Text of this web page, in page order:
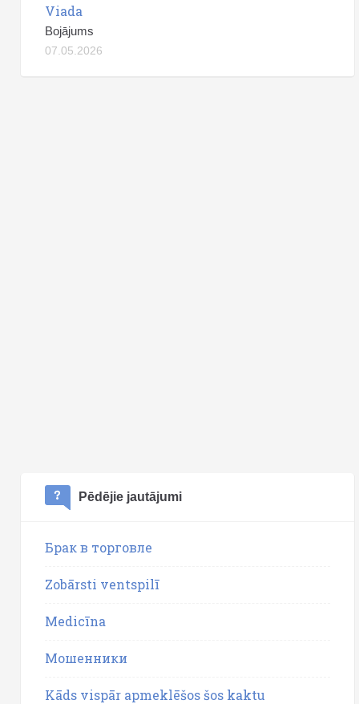
Viada
Bojājums
07.05.2026
Pēdējie jautājumi
Брак в торговле
Zobārsti ventspilī
Medicīna
Мошенники
Kāds vispār apmeklēšos šos kaktu